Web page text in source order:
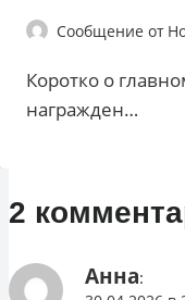
Сообщение от
Коротко о
награжден…
2
Анна: